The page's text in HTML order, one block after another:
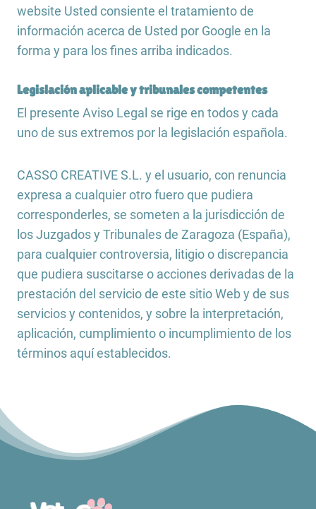
website Usted consiente el tratamiento de
información acerca de Usted por Google en la
forma y para los fines arriba indicados.
Legislación aplicable y tribunales competentes
El presente Aviso Legal se rige en todos y cada
uno de sus extremos por la legislación española.
CASSO CREATIVE S.L. y el usuario, con renuncia
expresa a cualquier otro fuero que pudiera
corresponderles, se someten a la jurisdicción de
los Juzgados y Tribunales de Zaragoza (España),
para cualquier controversia, litigio o discrepancia
que pudiera suscitarse o acciones derivadas de la
prestación del servicio de este sitio Web y de sus
servicios y contenidos, y sobre la interpretación,
aplicación, cumplimiento o incumplimiento de los
términos aquí establecidos.